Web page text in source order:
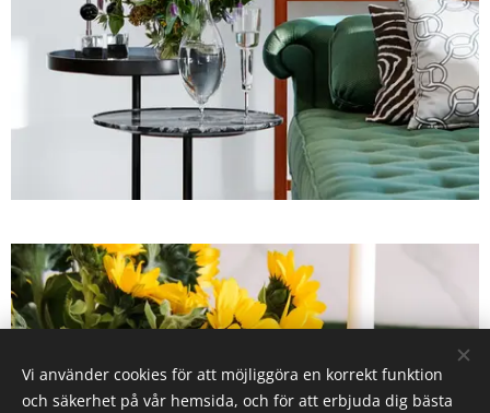
Vi använder cookies för att möjliggöra en korrekt funktion
och säkerhet på vår hemsida, och för att erbjuda dig bästa